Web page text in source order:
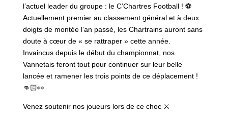
l’actuel leader du groupe : le C’Chartres Football ! ⚽️
Actuellement premier au classement général et à deux
doigts de montée l’an passé, les Chartrains auront sans
doute à cœur de « se rattraper » cette année.
Invaincus depuis le début du championnat, nos
Vannetais feront tout pour continuer sur leur belle
lancée et ramener les trois points de ce déplacement !
👊🏻👀
Venez soutenir nos joueurs lors de ce choc ⚔️